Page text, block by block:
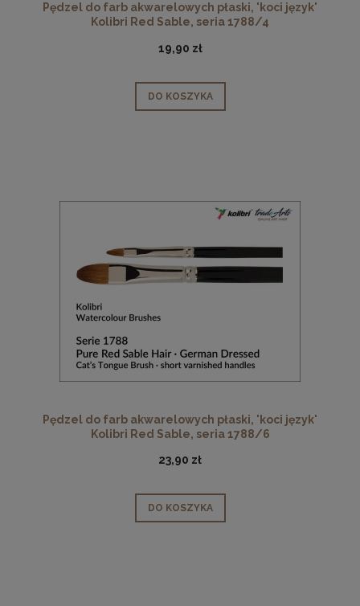
Pędzel do farb akwarelowych płaski, 'koci język'
Kolibri Red Sable, seria 1788/4
19,90 zł
DO KOSZYKA
Pędzel do farb akwarelowych płaski, 'koci język'
Kolibri Red Sable, seria 1788/6
23,90 zł
DO KOSZYKA